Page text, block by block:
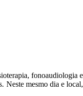
fonoaudiologia e
Neste mesmo dia e local,